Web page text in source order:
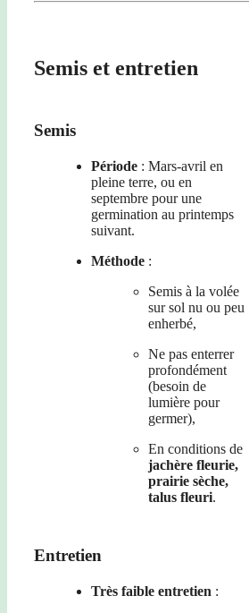
Semis et entretien
Semis
Période : Mars-avril en
pleine terre, ou en
septembre pour une
germination au printemps
suivant.
Méthode :
Semis à la volée
sur sol nu ou peu
enherbé,
Ne pas enterrer
profondément
(besoin de
lumière pour
germer),
En conditions de
jachère fleurie,
prairie sèche,
talus fleuri.
Entretien
Très faible entretien :